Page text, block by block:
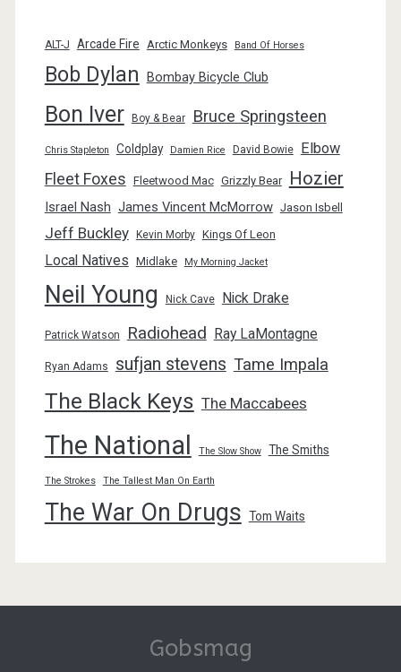
ALT-J Arcade Fire Arctic Monkeys Band Of Horses
Bob Dylan Bombay Bicycle Club
Bon Iver Boy & Bear Bruce Springsteen
Chris Stapleton Coldplay Damien Rice David Bowie Elbow
Fleet Foxes Fleetwood Mac Grizzly Bear Hozier
Israel Nash James Vincent McMorrow Jason Isbell
Jeff Buckley Kevin Morby Kings Of Leon
Local Natives Midlake My Morning Jacket
Neil Young Nick Cave Nick Drake
Patrick Watson Radiohead Ray LaMontagne
Ryan Adams sufjan stevens Tame Impala
The Black Keys The Maccabees
The National The Slow Show The Smiths
The Strokes The Tallest Man On Earth
The War On Drugs Tom Waits
Gobsmag